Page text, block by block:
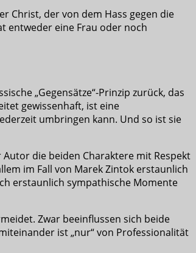
Christ, der von dem Hass gegen die
entweder eine Frau oder noch
„Gegensätze“-Prinzip zurück, das
gewissenhaft, ist eine
umbringen kann. Und so ist sie
die beiden Charaktere mit Respekt
im Fall von Marek Zintok erstaunlich
erstaunlich sympathische Momente
Zwar beeinflussen sich beide
ist „nur“ von Professionalität